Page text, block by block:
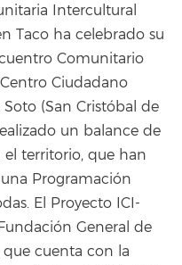
Intercultural
Taco ha celebrado su
Comunitario
Ciudadano
Soto (San Cristóbal de
un balance de
el territorio, que han
Programación
El Proyecto ICI-
General de
que cuenta con la